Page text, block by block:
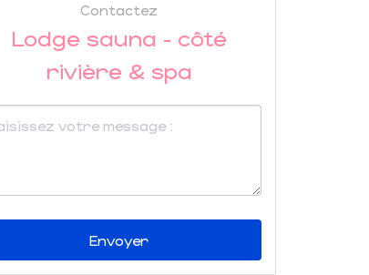
Contactez
Lodge sauna - côté
rivière & spa
Envoyer